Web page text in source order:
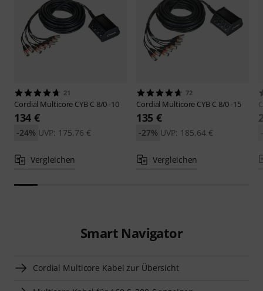
21
Cordial Multicore CYB C 8/0 -10
134 €
UVP: 175,76 €
-24%
Vergleichen
72
Cordial Multicore CYB C 8/0 -15
135 €
UVP: 185,64 €
-27%
Vergleichen
Smart Navigator
Cordial Multicore Kabel zur Übersicht